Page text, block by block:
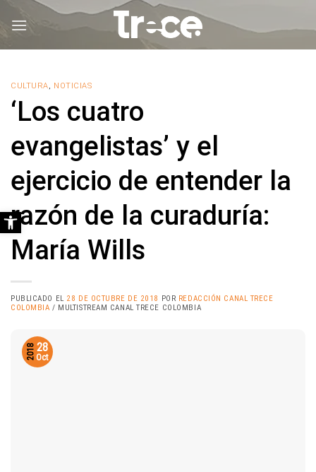
CULTURA, NOTICIAS
‘Los cuatro
evangelistas’ y el
ejercicio de entender la
razón de la curaduría:
María Wills
PUBLICADO EL 28 DE OCTUBRE DE 2018 POR REDACCIÓN CANAL TRECE
COLOMBIA / MULTISTREAM CANAL TRECE COLOMBIA
28
Oct
2018
Abrir barra de herramientas